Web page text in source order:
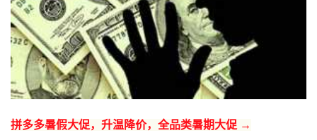
拼多多暑假大促，升温降价，全品类暑期大促 →